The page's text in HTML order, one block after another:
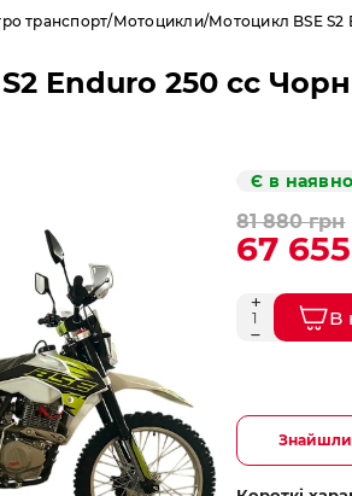
транспорт Мотоцикли Мотоцикл BSE
Enduro 250 cc
Є в
81 880 грн
67
В